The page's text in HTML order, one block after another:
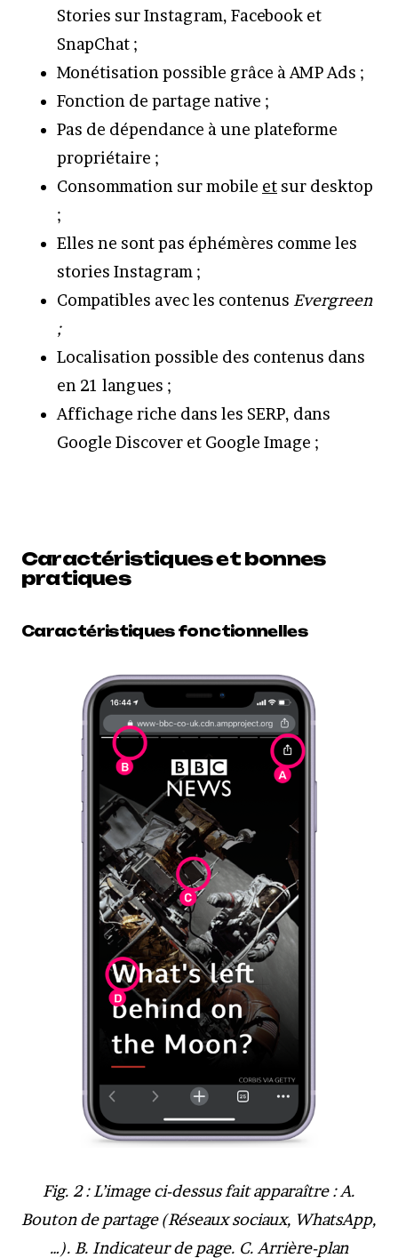
Stories sur Instagram, Facebook et
SnapChat ;
Monétisation possible grâce à AMP Ads ;
Fonction de partage native ;
Pas de dépendance à une plateforme
propriétaire ;
Consommation sur mobile et sur desktop
;
Elles ne sont pas éphémères comme les
stories Instagram ;
Compatibles avec les contenus Evergreen
;
Localisation possible des contenus dans
en 21 langues ;
Affichage riche dans les SERP, dans
Google Discover et Google Image ;
Caractéristiques et bonnes
pratiques
Caractéristiques fonctionnelles
Fig. 2 : L’image ci-dessus fait apparaître : A.
Bouton de partage (Réseaux sociaux, WhatsApp,
…). B. Indicateur de page. C. Arrière-plan